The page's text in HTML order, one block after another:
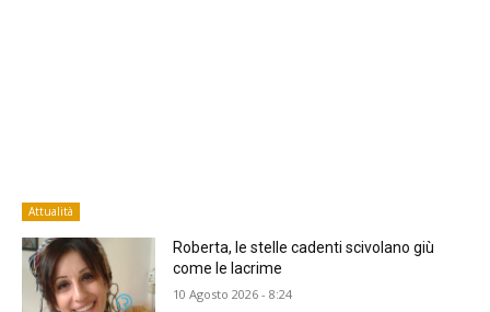
Attualità
Roberta, le stelle cadenti scivolano giù
come le lacrime
10 Agosto 2026 - 8:24